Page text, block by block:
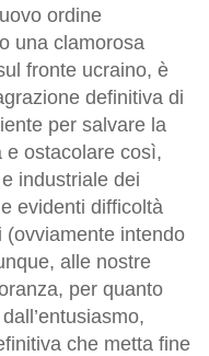
ordine
una clamorosa
fronte ucraino, è
definitiva di
per salvare la
e ostacolare così,
industriale dei
evidenti difficoltà
intendo
alle nostre
per quanto
che metta fine